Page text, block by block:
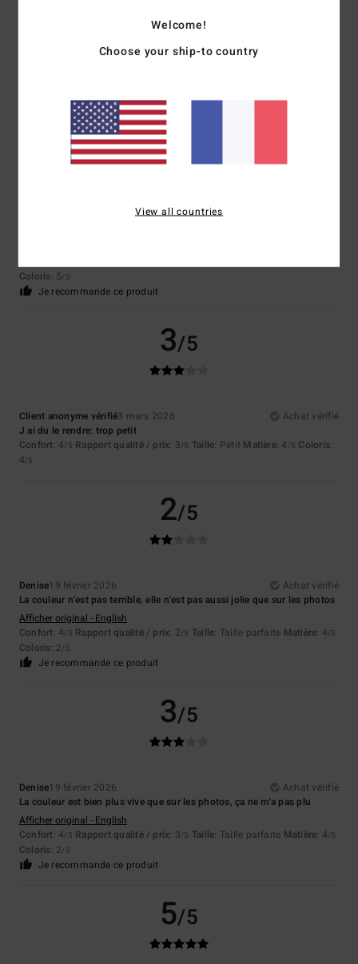
Protection UPF50 et qualité
Rapport qualité / prix : 5 Taille : Taille parfaite
5
Coloris: 5/5
Je recommande ce produit
3/5
Client anonyme vérifié3 mars 2026
Achat vérifié
J ai du le rendre: trop petit
Confort: 4/5 Rapport qualité / prix: 3/5 Taille: Petit Matière: 4 /5 Coloris:
4/5
2/5
Denise19 février 2026
Achat vérifié
La couleur n'est pas terrible, elle n'est pas aussi jolie que sur les photos
Afficher original - English
Confort: 4/5 Rapport qualité / prix: 2/5 Taille: Taille parfaite Matière: 4/5
Coloris: 2/5
Je recommande ce produit
3/5
Denise19 février 2026
Achat vérifié
La couleur est bien plus vive que sur les photos, ça ne m'a pas plu
Afficher original - English
Confort: 4/5 Rapport qualité / prix: 3/5 Taille: Taille parfaite Matière: 4/5
Coloris: 2/5
Je recommande ce produit
5/5
Welcome!
Choose your ship-to country
View all countries